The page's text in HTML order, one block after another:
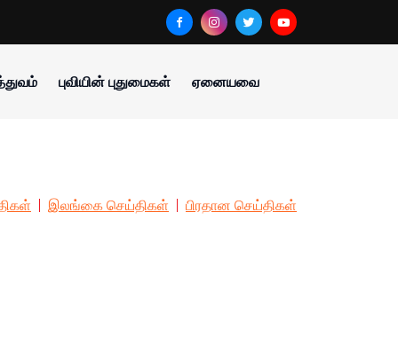
புவியின் புதுமைகள் ஏனையவை
இலங்கை செய்திகள் பிரதான செய்திகள்